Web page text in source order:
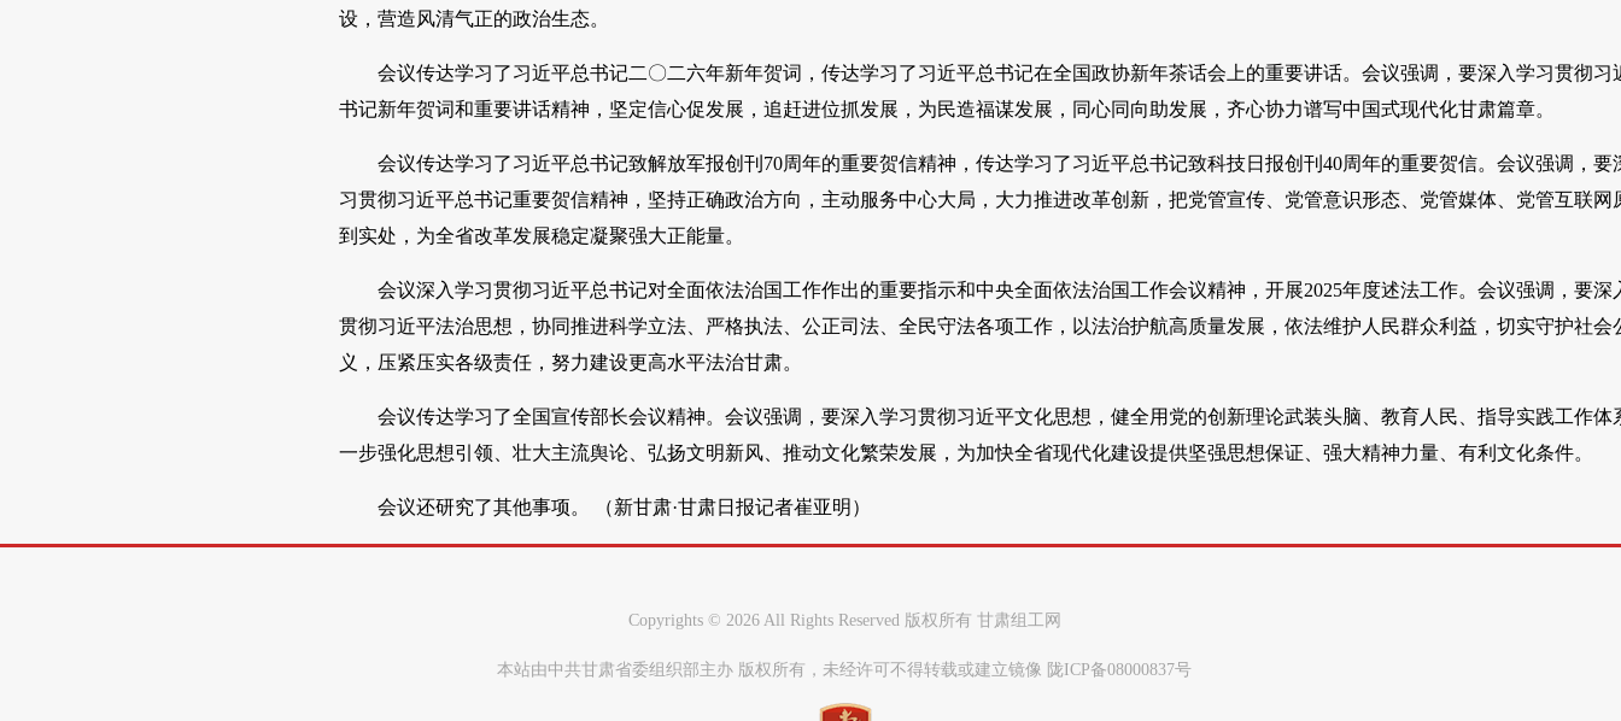
设，营造风清气正的政治生态。
会议传达学习了习近平总书记二〇二六年新年贺词，传达学习了习近平总书记在全国政协新年茶话会上的重要讲话。会议强调，要深入学习贯彻习
书记新年贺词和重要讲话精神，坚定信心促发展，追赶进位抓发展，为民造福谋发展，同心同向助发展，齐心协力谱写中国式现代化甘肃篇章。
会议传达学习了习近平总书记致解放军报创刊70周年的重要贺信精神，传达学习了习近平总书记致科技日报创刊40周年的重要贺信。会议强调，要
习贯彻习近平总书记重要贺信精神，坚持正确政治方向，主动服务中心大局，大力推进改革创新，把党管宣传、党管意识形态、党管媒体、党管互联网
到实处，为全省改革发展稳定凝聚强大正能量。
会议深入学习贯彻习近平总书记对全面依法治国工作作出的重要指示和中央全面依法治国工作会议精神，开展2025年度述法工作。会议强调，要深
贯彻习近平法治思想，协同推进科学立法、严格执法、公正司法、全民守法各项工作，以法治护航高质量发展，依法维护人民群众利益，切实守护社会
义，压紧压实各级责任，努力建设更高水平法治甘肃。
会议传达学习了全国宣传部长会议精神。会议强调，要深入学习贯彻习近平文化思想，健全用党的创新理论武装头脑、教育人民、指导实践工作体
一步强化思想引领、壮大主流舆论、弘扬文明新风、推动文化繁荣发展，为加快全省现代化建设提供坚强思想保证、强大精神力量、有利文化条件。
会议还研究了其他事项。 （新甘肃·甘肃日报记者崔亚明）
Copyrights © 2026 All Rights Reserved 版权所有 甘肃组工网
本站由中共甘肃省委组织部主办 版权所有，未经许可不得转载或建立镜像 陇ICP备08000837号